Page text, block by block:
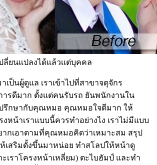
ลี่ยนแปลงได้แล้วเเต่บุคคล
เป็นผู้ดูแล เราเข้าไปที่สาขาจตุจักร
รดีมาก ตั้งแต่คนรับรถ ยันพนักงานใน
รึกษากับคุณหมอ คุณหมอใจดีมาก ให้
หน้าเราแบบนี้ควรทำอย่างไง เราไม่มีแบบ
กเอาตามที่คุณหมอคิดว่าเหมาะสม สรุป
สริมดั้งขึ้นมาหน่อย ทำสโลปให้หน้าดู
เราโครงหน้าเหลี่ยม) ตะไบฮัมป์ และทำ